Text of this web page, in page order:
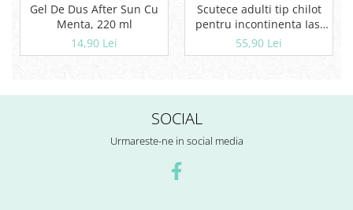
Gel De Dus After Sun Cu
Menta, 220 ml
14,90 Lei
Scutece adulti tip chilot
pentru incontinenta Iasi
Pants Unisex, Marime XXL,
10 buc
55,90 Lei
SOCIAL
Urmareste-ne in social media